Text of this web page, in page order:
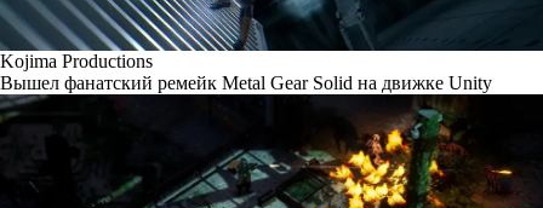
Kojima Productions
Вышел фанатский ремейк Metal Gear Solid на движке Unity